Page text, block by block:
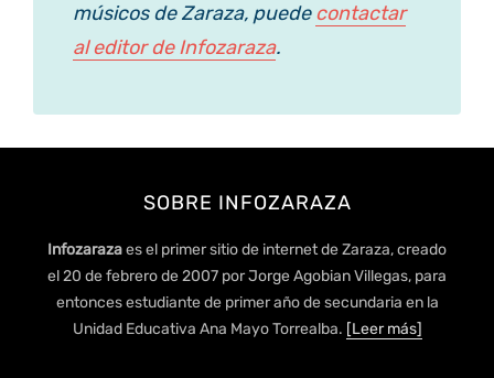
músicos de Zaraza, puedecontactar
al editor de Infozaraza.
SOBRE INFOZARAZA
Infozarazaes el primer sitio de internet de Zaraza, creado
el 20 de febrero de 2007 por Jorge Agobian Villegas, para
entonces estudiante de primer año de secundaria en la
Unidad Educativa Ana Mayo Torrealba. [Leer más]